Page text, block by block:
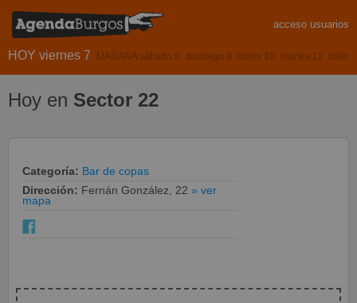
acceso usuarios
HOY viernes 7 MAÑANA sábado 8 domingo 9 lunes 10 martes 11
Hoy en Sector 22
Categoría: Bar de copas
Dirección: Fernán González, 22 » ver
mapa